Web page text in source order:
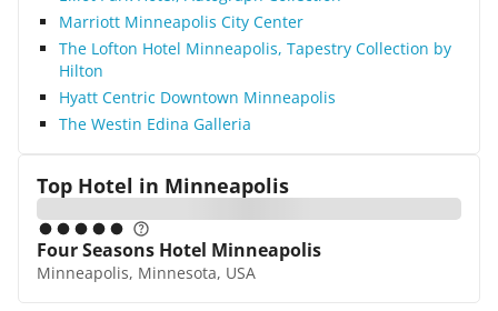
Marriott Minneapolis City Center
The Lofton Hotel Minneapolis, Tapestry Collection by
Hilton
Hyatt Centric Downtown Minneapolis
The Westin Edina Galleria
Top Hotel in Minneapolis
Four Seasons Hotel Minneapolis
Minneapolis, Minnesota, USA